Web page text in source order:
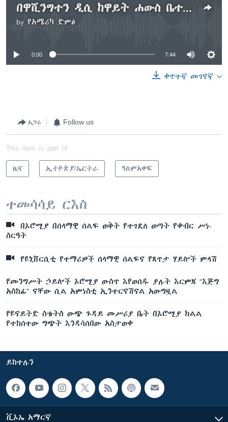
በዋሺንግተን ዲሲ ከዋይት ሐውስ ቤተ መንግሥት ፊት ለፊት የሻማ ማብራት ሥነ ሥርዓት ተካሄደ
by የአሜሪካ ድምፅ
No media source currently available
0:00 7:44
ቀጥተኛ መገናኛ
አጋሩ Follow us
This item is part of
ዜና ኢትዮጵያ/ኤርትራ ዓለምአቀፍ
ተመሳሳይ ርእስ
በኦሮሚያ በሰላማዊ ሰልፍ ወቅት የተገደለ ወጣት የቀብር ሥነ-
ስርዓት
የዩኒቨርሲቲ የተማሪዎች ሰላማዊ ሰልፍና የጸጥታ ሃይሎች ምላሽ
የመንግሥት ኃይሎች ኦሮሚያ ውስጥ እየወሰዱ ያሉት እርምጃ “እጅግ
አስከፊ” ናቸው ሲል አምነስቲ ኢንተርናሽናል አውግዟል
የዩናይትድ ስቴትስ ውጭ ጉዳይ መሥሪያ ቤት በኦሮሚያ ክልል
የተከሰተው ግጭት እንዳሳሰበው አስታወቀ
ይከተሉን
ቪኦኤ አማርኛ